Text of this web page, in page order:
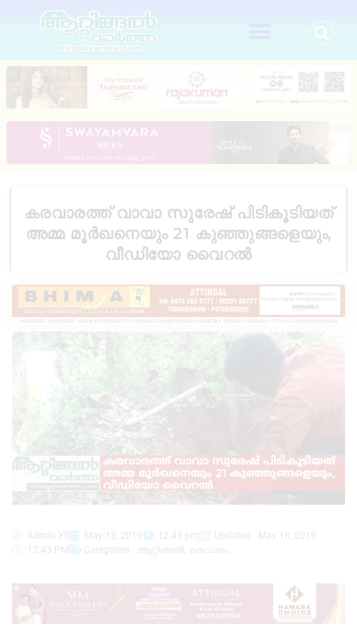
കരവാരത്ത് വാവാ സുരേഷ് പിടികൂടിയത്
അമ്മ മൂർഖനെയും 21 കുഞ്ഞുങ്ങളെയും,
വീഡിയോ വൈറൽ
Admin YS May 18, 2019 12:43 pm
Updated : May 18, 2019
12:43 PM
Categories : ആറ്റിങ്ങൽ കരവാരം